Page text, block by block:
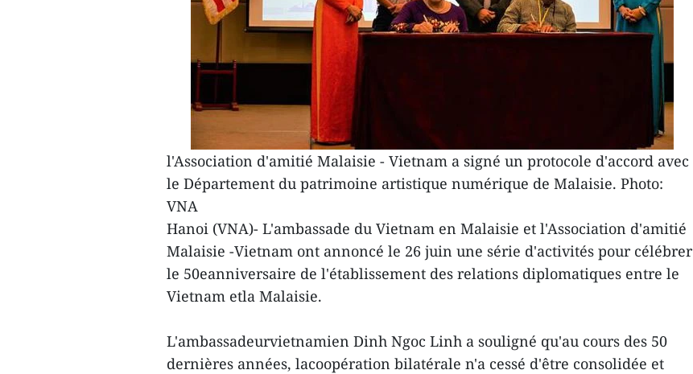
l'Association d'amitié Malaisie - Vietnam a signé un protocole d'accord avec
le Département du patrimoine artistique numérique de Malaisie. Photo:
VNA
Hanoi (VNA)- L'ambassade du Vietnam en Malaisie et l'Association d'amitié
Malaisie -Vietnam ont annoncé le 26 juin une série d'activités pour célébrer
le 50eanniversaire de l'établissement des relations diplomatiques entre le
Vietnam etla Malaisie.
L'ambassadeurvietnamien Dinh Ngoc Linh a souligné qu'au cours des 50
dernières années, lacoopération bilatérale n'a cessé d'être consolidée et